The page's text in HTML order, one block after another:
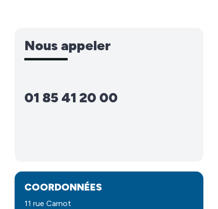
Nous appeler
01 85 41 20 00
COORDONNÉES
11 rue Carnot